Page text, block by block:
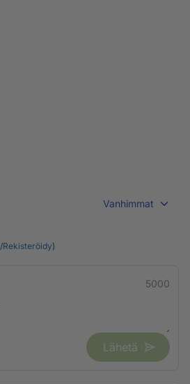
Vanhimmat
/Rekisteröidy)
5000
Lähetä